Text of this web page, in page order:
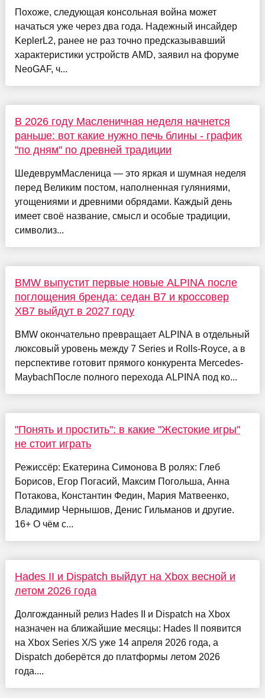
Похоже, следующая консольная война может
начаться уже через два года. Надежный инсайдер
KeplerL2, ранее не раз точно предсказывавший
характеристики устройств AMD, заявил на форуме
NeoGAF, ч...
В 2026 году Масленичная неделя начнется
раньше: вот какие нужно печь блины - график
"по дням" по древней традиции
ШедеврумМасленица — это яркая и шумная неделя
перед Великим постом, наполненная гуляниями,
угощениями и древними обрядами. Каждый день
имеет своё название, смысл и особые традиции,
символиз...
BMW выпустит первые новые ALPINA после
поглощения бренда: седан B7 и кроссовер
XB7 выйдут в 2027 году
BMW окончательно превращает ALPINA в отдельный
люксовый уровень между 7 Series и Rolls-Royce, а в
перспективе готовит прямого конкурента Mercedes-
MaybachПосле полного перехода ALPINA под ко...
"Понять и простить": в какие "Жестокие игры"
не стоит играть
Режиссёр: Екатерина Симонова В ролях: Глеб
Борисов, Егор Погасий, Максим Погольша, Анна
Потакова, Константин Федин, Мария Матвеенко,
Владимир Чернышов, Денис Гильманов и другие.
16+ О чём с...
Hades II и Dispatch выйдут на Xbox весной и
летом 2026 года
Долгожданный релиз Hades II и Dispatch на Xbox
назначен на ближайшие месяцы: Hades II появится
на Xbox Series X/S уже 14 апреля 2026 года, а
Dispatch доберётся до платформы летом 2026
года....